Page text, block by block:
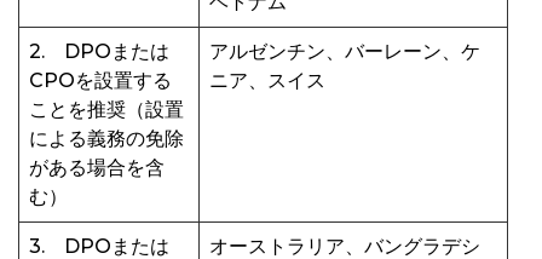
2. DPOまたは
CPOを設置する
ことを推奨（設置
による義務の免除
がある場合を含
む）
アルゼンチン、バーレーン、ケ
ニア、スイス
3. DPOまたは
オーストラリア、バングラデシ